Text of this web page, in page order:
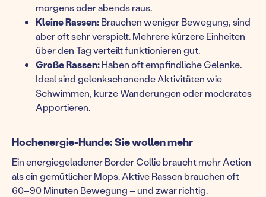
morgens oder abends raus.
Kleine Rassen:Brauchen weniger Bewegung, sind
aber oft sehr verspielt. Mehrere kürzere Einheiten
über den Tag verteilt funktionieren gut.
Große Rassen:Haben oft empfindliche Gelenke.
Ideal sind gelenkschonende Aktivitäten wie
Schwimmen, kurze Wanderungen oder moderates
Apportieren.
Hochenergie-Hunde: Sie wollen mehr
Ein energiegeladener Border Collie braucht mehr Action
als ein gemütlicher Mops. Aktive Rassen brauchen oft
60–90 Minuten Bewegung – und zwar richtig.